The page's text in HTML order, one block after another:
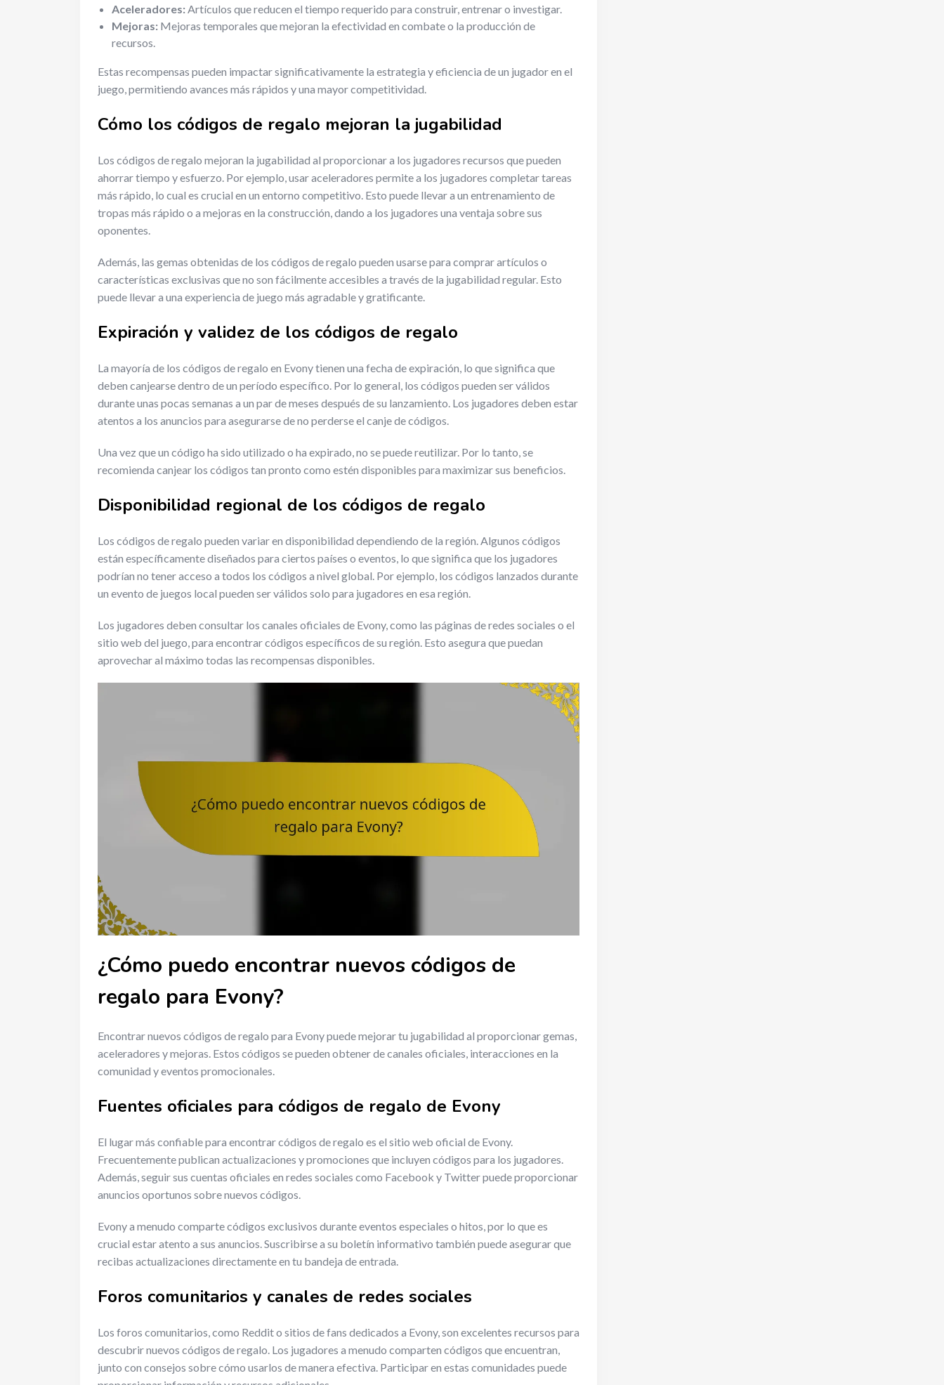
Aceleradores:Artículos que reducen el tiempo requerido para construir, entrenar o investigar.
Mejoras: Mejoras temporales que mejoran la efectividad en combate o la producción de
recursos.
Estas recompensas pueden impactar significativamente la estrategia y eficiencia de un jugador en el
juego, permitiendo avances más rápidos y una mayor competitividad.
Cómo los códigos de regalo mejoran la jugabilidad
Los códigos de regalo mejoran la jugabilidad al proporcionar a los jugadores recursos que pueden
ahorrar tiempo y esfuerzo. Por ejemplo, usar aceleradores permite a los jugadores completar tareas
más rápido, lo cual es crucial en un entorno competitivo. Esto puede llevar a un entrenamiento de
tropas más rápido o a mejoras en la construcción, dando a los jugadores una ventaja sobre sus
oponentes.
Además, las gemas obtenidas de los códigos de regalo pueden usarse para comprar artículos o
características exclusivas que no son fácilmente accesibles a través de la jugabilidad regular. Esto
puede llevar a una experiencia de juego más agradable y gratificante.
Expiración y validez de los códigos de regalo
La mayoría de los códigos de regalo en Evony tienen una fecha de expiración, lo que significa que
deben canjearse dentro de un período específico. Por lo general, los códigos pueden ser válidos
durante unas pocas semanas a un par de meses después de su lanzamiento. Los jugadores deben estar
atentos a los anuncios para asegurarse de no perderse el canje de códigos.
Una vez que un código ha sido utilizado o ha expirado, no se puede reutilizar. Por lo tanto, se
recomienda canjear los códigos tan pronto como estén disponibles para maximizar sus beneficios.
Disponibilidad regional de los códigos de regalo
Los códigos de regalo pueden variar en disponibilidad dependiendo de la región. Algunos códigos
están específicamente diseñados para ciertos países o eventos, lo que significa que los jugadores
podrían no tener acceso a todos los códigos a nivel global. Por ejemplo, los códigos lanzados durante
un evento de juegos local pueden ser válidos solo para jugadores en esa región.
Los jugadores deben consultar los canales oficiales de Evony, como las páginas de redes sociales o el
sitio web del juego, para encontrar códigos específicos de su región. Esto asegura que puedan
aprovechar al máximo todas las recompensas disponibles.
¿Cómo puedo encontrar nuevos códigos de
regalo para Evony?
Encontrar nuevos códigos de regalo para Evony puede mejorar tu jugabilidad al proporcionar gemas,
aceleradores y mejoras. Estos códigos se pueden obtener de canales oficiales, interacciones en la
comunidad y eventos promocionales.
Fuentes oficiales para códigos de regalo de Evony
El lugar más confiable para encontrar códigos de regalo es el sitio web oficial de Evony.
Frecuentemente publican actualizaciones y promociones que incluyen códigos para los jugadores.
Además, seguir sus cuentas oficiales en redes sociales como Facebook y Twitter puede proporcionar
anuncios oportunos sobre nuevos códigos.
Evony a menudo comparte códigos exclusivos durante eventos especiales o hitos, por lo que es
crucial estar atento a sus anuncios. Suscribirse a su boletín informativo también puede asegurar que
recibas actualizaciones directamente en tu bandeja de entrada.
Foros comunitarios y canales de redes sociales
Los foros comunitarios, como Reddit o sitios de fans dedicados a Evony, son excelentes recursos para
descubrir nuevos códigos de regalo. Los jugadores a menudo comparten códigos que encuentran,
junto con consejos sobre cómo usarlos de manera efectiva. Participar en estas comunidades puede